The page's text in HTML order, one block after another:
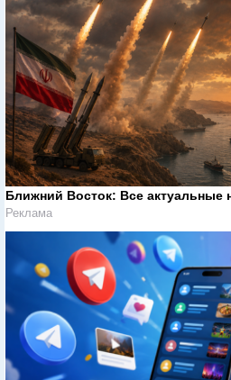
Ближний Восток: Все актуальные
Реклама